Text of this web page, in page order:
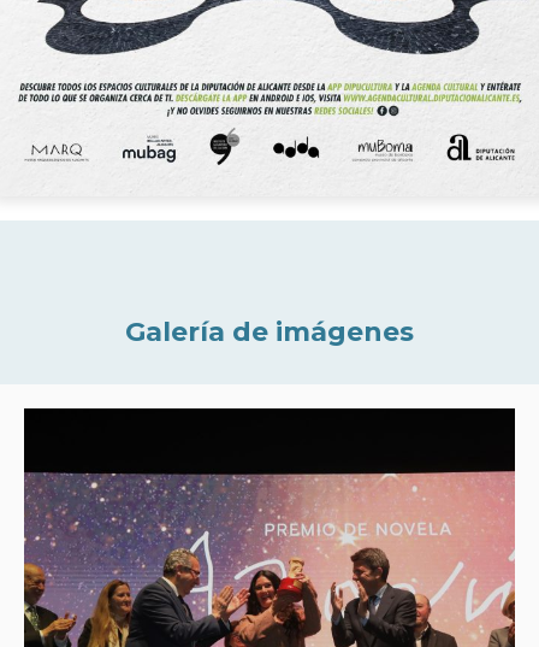
Galería de imágenes